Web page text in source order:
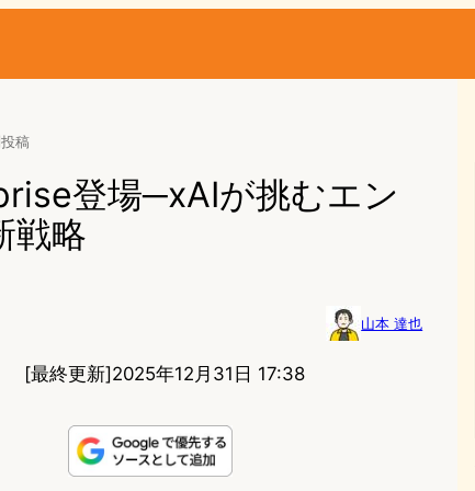
稿
登場─xAIが挑むエン
戦略
山本 達也
[最終更新]2025年12月31日 17:38